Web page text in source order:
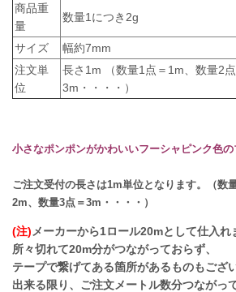
商品重
量
数量1につき2g
サイズ
幅約7mm
注文単
位
長さ1m （数量1点＝1m、数量2
3m・・・・）
小さなポンポンがかわいいフーシャピンク色の
ご注文受付の長さは1m単位となります。（数
2m、数量3点＝3m・・・・）
(注) メーカーから1ロール20mとして仕入れ
所々切れて20m分がつながっておらず、
テープで繋げてある箇所があるものもござ
出来る限り、ご注文メートル数分つながっ